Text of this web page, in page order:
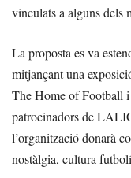
vinculats a alguns dels
La proposta es va
mitjançant una
The Home of Football i
patrocinadors de
l’organització donarà
nostàlgia, cultura